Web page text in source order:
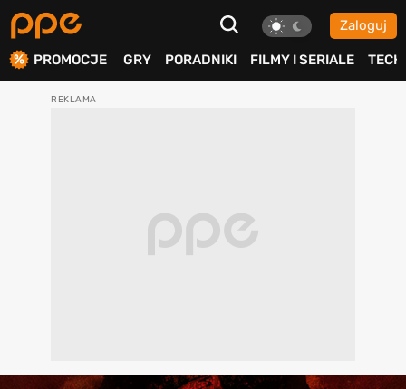
Zaloguj
PROMOCJE GRY PORADNIKI FILMY I SERIALE TECH